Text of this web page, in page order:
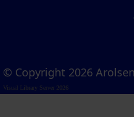
© Copyright 2026
Visual Library Server 2026